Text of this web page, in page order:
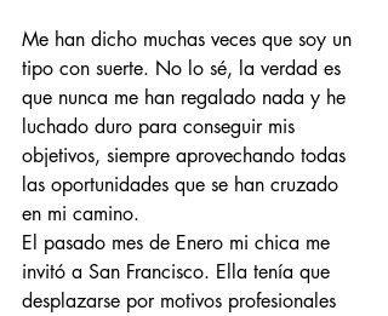
Me han dicho muchas veces que soy un
tipo con suerte. No lo sé, la verdad es
que nunca me han regalado nada y he
luchado duro para conseguir mis
objetivos, siempre aprovechando todas
las oportunidades que se han cruzado
en mi camino.
El pasado mes de Enero mi chica me
invitó a San Francisco. Ella tenía que
desplazarse por motivos profesionales